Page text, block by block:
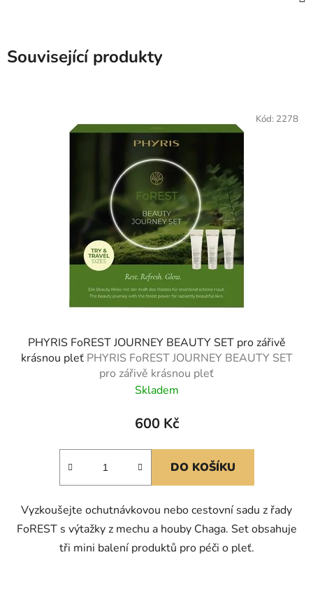
Související produkty
PHYRIS FoREST JOURNEY BEAUTY SET pro zářivě
krásnou pleť PHYRIS FoREST JOURNEY BEAUTY SET
pro zářivě krásnou pleť
Skladem
600 Kč
DO KOŠÍKU
Vyzkoušejte ochutnávkovou nebo cestovní sadu z řady
FoREST s výtažky z mechu a houby Chaga. Set obsahuje
tři mini balení produktů pro péči o pleť.
Kód: 2278